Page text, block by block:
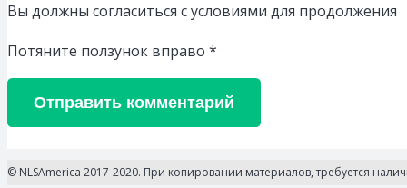
Вы должны согласиться с условиями для продолжения
Потяните ползунок вправо *
Отправить комментарий
© NLSAmerica 2017-2020. При копировании материалов, требуется